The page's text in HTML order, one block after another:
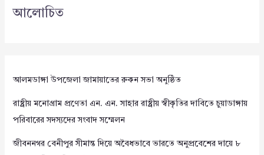
আলোচিত
আলমডাঙ্গা উপজেলা জামায়াতের রুকন সভা অনুষ্ঠিত
রাষ্ট্রীয় মনোগ্রাম প্রণেতা এন. এন. সাহার রাষ্ট্রীয় স্বীকৃতির দাবিতে চুয়াডাঙ্গায়
পরিবারের সদস্যদের সংবাদ সম্মেলন
জীবননগর বেনীপুর সীমান্ত দিয়ে অবৈধভাবে ভারতে অনুপ্রবেশের দায়ে ৮